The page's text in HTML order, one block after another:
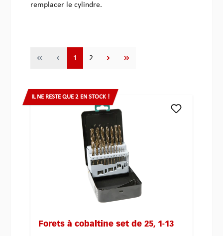
remplacer le cylindre.
Page
1 Page
2
IL NE RESTE QUE 2 EN STOCK !
Forets à cobaltine set de 25, 1-13